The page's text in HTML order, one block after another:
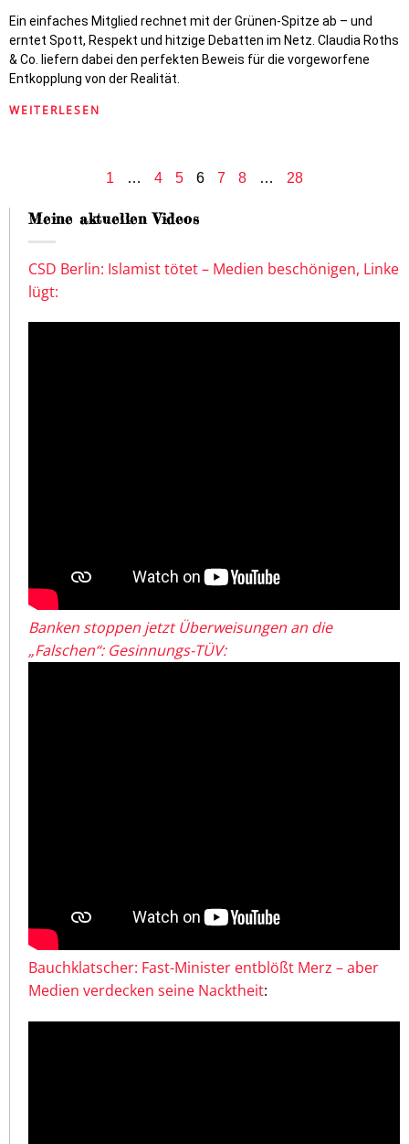
Ein einfaches Mitglied rechnet mit der Grünen-Spitze ab – und
erntet Spott, Respekt und hitzige Debatten im Netz. Claudia Roths
& Co. liefern dabei den perfekten Beweis für die vorgeworfene
Entkopplung von der Realität.
WEITERLESEN
1 … 4 5 6 7 8 … 28
Meine aktuellen Videos
CSD Berlin: Islamist tötet – Medien beschönigen, Linke
lügt:
Banken stoppen jetzt Überweisungen an die
„Falschen“: Gesinnungs-TÜV:
Bauchklatscher: Fast-Minister entblößt Merz – aber
Medien verdecken seine Nacktheit: